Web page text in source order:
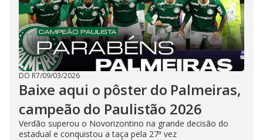
DO R7/09/03/2026
Baixe aqui o pôster do Palmeiras,
campeão do Paulistão 2026
Verdão superou o Novorizontino na grande decisão do
estadual e conquistou a taça pela 27ª vez